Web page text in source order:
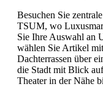
Besuchen Sie
TSUM, wo
Sie Ihre Auswahl an
wählen Sie Artikel
Dachterrassen über
die Stadt mit Blick
Theater in der Nähe